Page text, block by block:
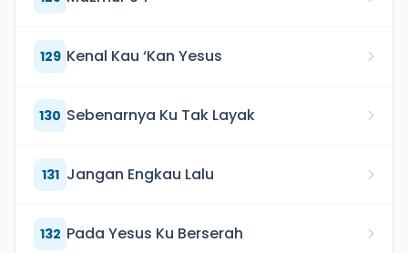
129 Kenal Kau ‘Kan Yesus
130 Sebenarnya Ku Tak Layak
131 Jangan Engkau Lalu
132 Pada Yesus Ku Berserah